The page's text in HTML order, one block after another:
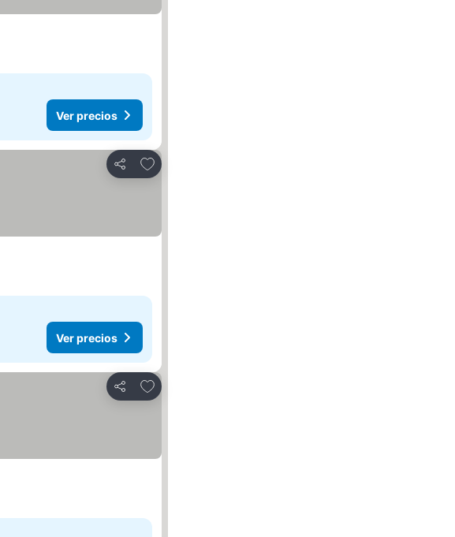
Ver precios
Compartir
Agregar a favoritos
Ver precios
Compartir
Agregar a favoritos